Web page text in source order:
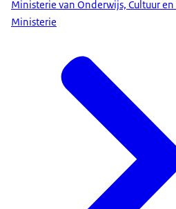
Ministerie van Onderwijs, Cultuur
Ministerie